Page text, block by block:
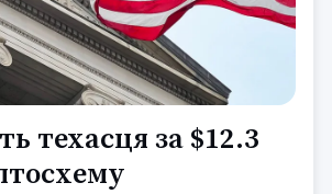
техасця за $12.3